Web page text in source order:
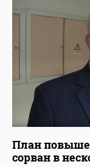
План
сорван в